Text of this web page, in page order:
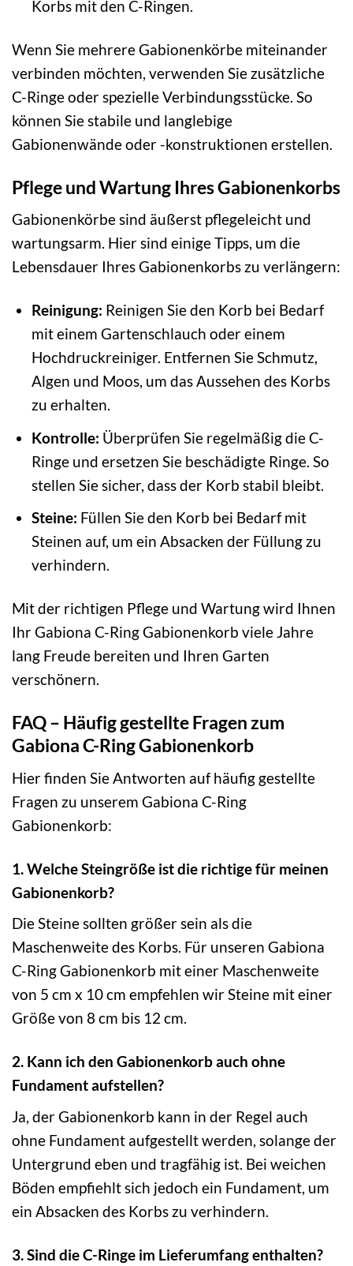
Korbs mit den C-Ringen.
Wenn Sie mehrere Gabionenkörbe miteinander
verbinden möchten, verwenden Sie zusätzliche
C-Ringe oder spezielle Verbindungsstücke. So
können Sie stabile und langlebige
Gabionenwände oder -konstruktionen erstellen.
Pflege und Wartung Ihres Gabionenkorbs
Gabionenkörbe sind äußerst pflegeleicht und
wartungsarm. Hier sind einige Tipps, um die
Lebensdauer Ihres Gabionenkorbs zu verlängern:
Reinigung: Reinigen Sie den Korb bei Bedarf
mit einem Gartenschlauch oder einem
Hochdruckreiniger. Entfernen Sie Schmutz,
Algen und Moos, um das Aussehen des Korbs
zu erhalten.
Kontrolle: Überprüfen Sie regelmäßig die C-
Ringe und ersetzen Sie beschädigte Ringe. So
stellen Sie sicher, dass der Korb stabil bleibt.
Steine: Füllen Sie den Korb bei Bedarf mit
Steinen auf, um ein Absacken der Füllung zu
verhindern.
Mit der richtigen Pflege und Wartung wird Ihnen
Ihr Gabiona C-Ring Gabionenkorb viele Jahre
lang Freude bereiten und Ihren Garten
verschönern.
FAQ – Häufig gestellte Fragen zum
Gabiona C-Ring Gabionenkorb
Hier finden Sie Antworten auf häufig gestellte
Fragen zu unserem Gabiona C-Ring
Gabionenkorb:
1. Welche Steingröße ist die richtige für meinen
Gabionenkorb?
Die Steine sollten größer sein als die
Maschenweite des Korbs. Für unseren Gabiona
C-Ring Gabionenkorb mit einer Maschenweite
von 5 cm x 10 cm empfehlen wir Steine mit einer
Größe von 8 cm bis 12 cm.
2. Kann ich den Gabionenkorb auch ohne
Fundament aufstellen?
Ja, der Gabionenkorb kann in der Regel auch
ohne Fundament aufgestellt werden, solange der
Untergrund eben und tragfähig ist. Bei weichen
Böden empfiehlt sich jedoch ein Fundament, um
ein Absacken des Korbs zu verhindern.
3. Sind die C-Ringe im Lieferumfang enthalten?